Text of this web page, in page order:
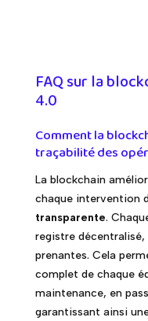
FAQ sur la
4.0
Comment la
traçabilité des
La blockchain
chaque intervention
transparente.
registre
prenantes. Cela
complet de chaque
maintenance, en
garantissant ainsi